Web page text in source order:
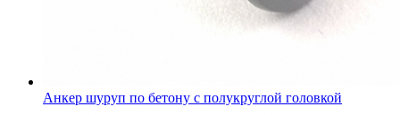
Анкер шуруп по бетону с полукруглой головкой